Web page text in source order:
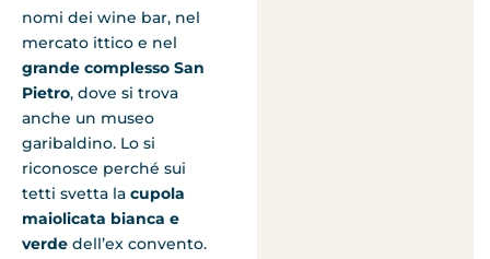
nomi dei wine bar, nel
mercato ittico e nel
grande complesso San
Pietro, dove si trova
anche un museo
garibaldino. Lo si
riconosce perché sui
tetti svetta la cupola
maiolicata bianca e
verde dell’ex convento.